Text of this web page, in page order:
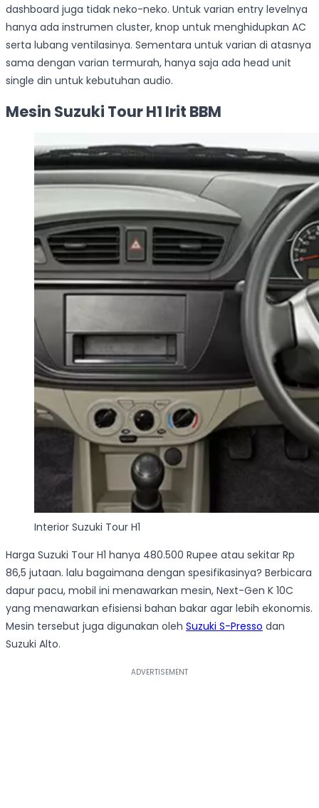
dashboard juga tidak neko-neko. Untuk varian entry levelnya
hanya ada instrumen cluster, knop untuk menghidupkan AC
serta lubang ventilasinya. Sementara untuk varian di atasnya
sama dengan varian termurah, hanya saja ada head unit
single din untuk kebutuhan audio.
Mesin Suzuki Tour H1 Irit BBM
Interior Suzuki Tour H1
Harga Suzuki Tour H1 hanya 480.500 Rupee atau sekitar Rp
86,5 jutaan. lalu bagaimana dengan spesifikasinya? Berbicara
dapur pacu, mobil ini menawarkan mesin, Next-Gen K 10C
yang menawarkan efisiensi bahan bakar agar lebih ekonomis.
Mesin tersebut juga digunakan oleh Suzuki S-Presso dan
Suzuki Alto.